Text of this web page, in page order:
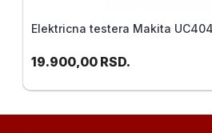
Elektricna testera Makita
19.900,00 RSD.